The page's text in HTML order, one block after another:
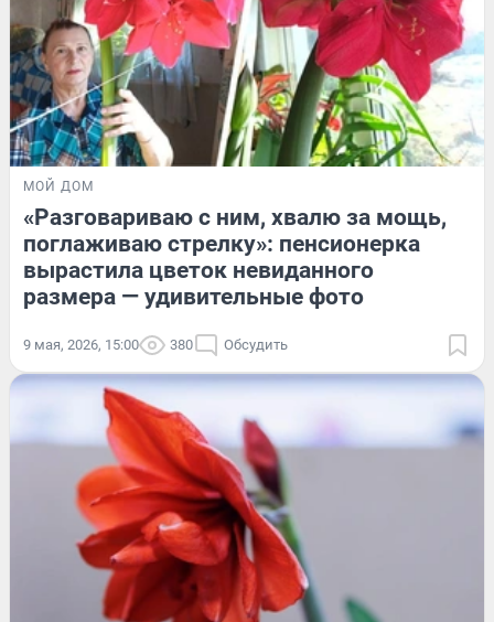
МОЙ ДОМ
«Разговариваю с ним, хвалю за мощь,
поглаживаю стрелку»: пенсионерка
вырастила цветок невиданного
размера — удивительные фото
9 мая, 2026, 15:00 380 Обсудить